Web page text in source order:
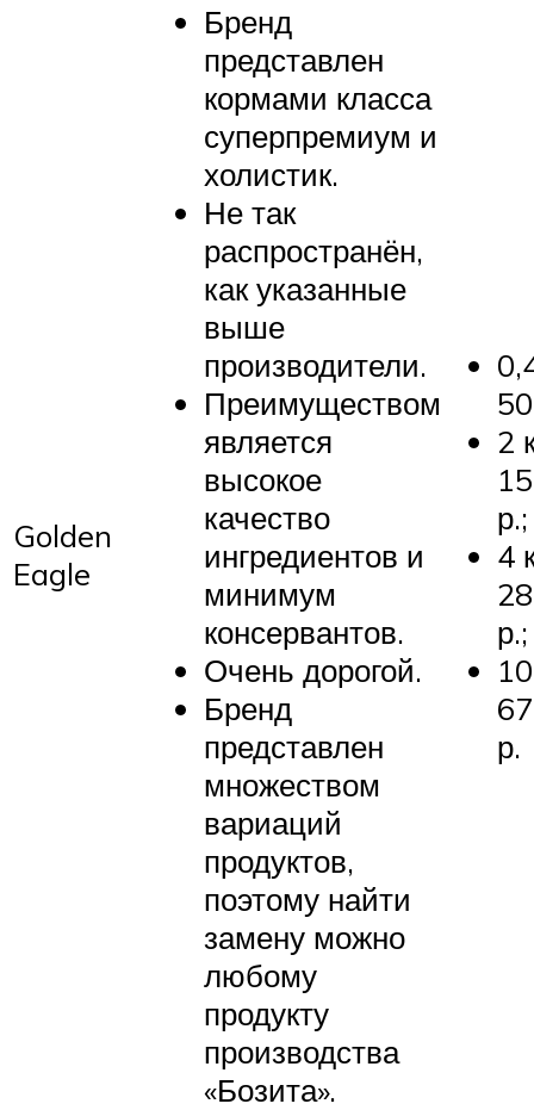
Golden
Eagle
Бренд
представлен
кормами класса
суперпремиум и
холистик.
Не так
распространён,
как указанные
выше
производители.
Преимуществом
является
высокое
качество
ингредиентов и
минимум
консервантов.
Очень дорогой.
Бренд
представлен
множеством
вариаций
продуктов,
поэтому найти
замену можно
любому
продукту
производства
«Бозита».
2
р.;
4
р.;
р.